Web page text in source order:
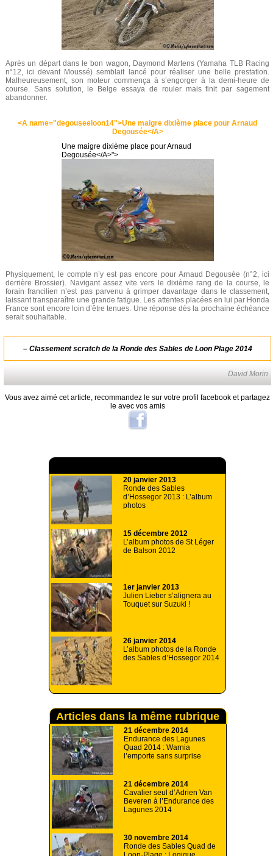
Après un départ dans le bon wagon, Daymond Martens (Yamaha TLB Racing
n°12, ici devant Moussé) semblait lancé pour réaliser une belle prestation.
Malheureusement, son moteur commença à s’engorger à la demi-heure de
course. Sans solution, le Belge essaya de rouler mais finit par sagement
abandonner.
<A name="degouseeloon14">Une maigre dixième place pour Arnaud
Degousée</A>
Une maigre dixième place pour Arnaud
Degousée</A>">
Physiquement, le compte n’y est pas encore pour Arnaud Degousée (n°2, ici
derrière Brossier). Navigant assez vite vers le dixième rang de la course, le
forain francilien n’est pas parvenu à grimper davantage dans le classement,
laissant transparaître une grande fatigue. Les attentes placées en lui par Honda
France sont encore loin d’être tenues. Une réponse dès la prochaine échéance
serait souhaitable.
– Classement scratch de la Ronde des Sables de Loon Plage 2014
David Morin
Vous avez aimé cet article, recommandez le sur votre profil facebook et partagez
le avec vos amis
20 janvier 2013
Ronde des Sables
d’Hossegor 2013 : L’album
photos
15 décembre 2012
L’album photos de St Léger
de Balson 2012
1er janvier 2013
Julien Lieber s’alignera au
Touquet sur Suzuki !
26 janvier 2014
L’album photos de la Ronde
des Sables d’Hossegor 2014
Articles dans la même rubrique
21 décembre 2014
Endurance des Lagunes
Quad 2014 : Warnia
l’emporte sans surprise
21 décembre 2014
Cavalier seul d’Adrien Van
Beveren à l’Endurance des
Lagunes 2014
30 novembre 2014
Ronde des Sables Quad de